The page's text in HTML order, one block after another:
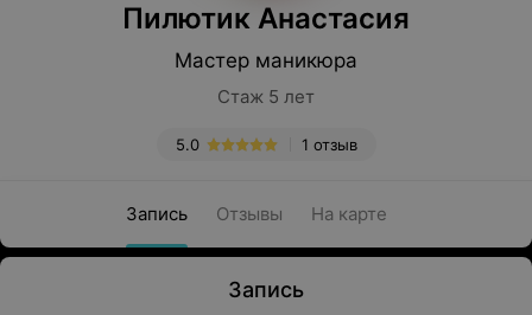
Пилютик Анастасия
Мастер маникюра
Стаж 5 лет
1 отзыв
5.0
Запись Отзывы На карте
Запись